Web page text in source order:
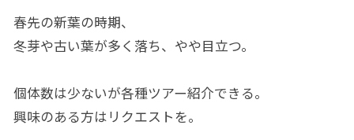
春先の新葉の時期、
冬芽や古い葉が多く落ち、やや目立つ。
個体数は少ないが各種ツアー紹介できる。
興味のある方はリクエストを。